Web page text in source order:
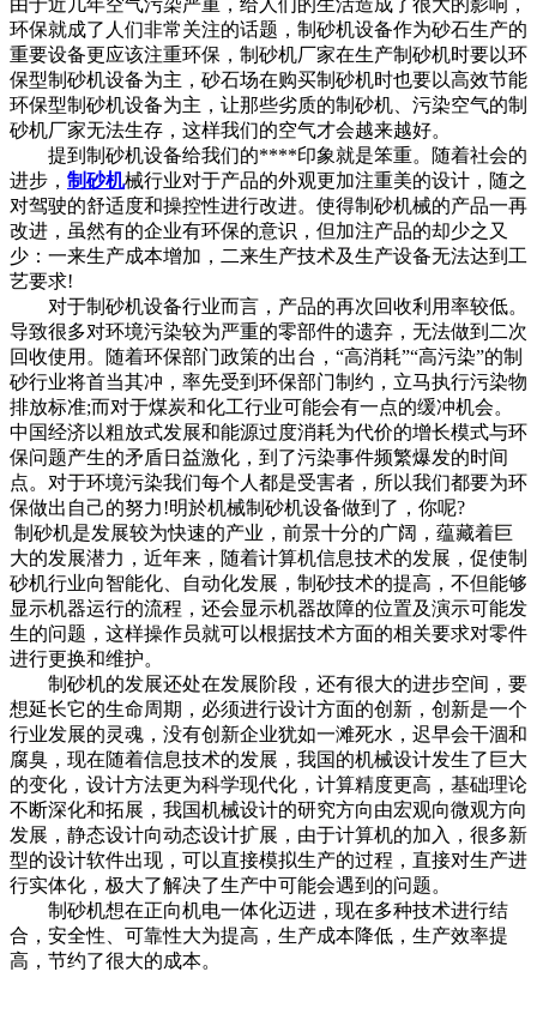
环保就成了人们非常关注的话题，制砂机设备作为砂石生产的
重要设备更应该注重环保，制砂机厂家在生产制砂机时要以环
保型制砂机设备为主，砂石场在购买制砂机时也要以高效节能
环保型制砂机设备为主，让那些劣质的制砂机、污染空气的制
砂机厂家无法生存，这样我们的空气才会越来越好。
提到制砂机设备给我们的****印象就是笨重。随着社会的
进步， 制砂机械行业对于产品的外观更加注重美的设计，随之
对驾驶的舒适度和操控性进行改进。使得制砂机械的产品一再
改进，虽然有的企业有环保的意识，但加注产品的却少之又
少：一来生产成本增加，二来生产技术及生产设备无法达到工
艺要求!
对于制砂机设备行业而言，产品的再次回收利用率较低。
导致很多对环境污染较为严重的零部件的遗弃，无法做到二次
回收使用。随着环保部门政策的出台，“高消耗”“高污染”的制
砂行业将首当其冲，率先受到环保部门制约，立马执行污染物
排放标准;而对于煤炭和化工行业可能会有一点的缓冲机会。
中国经济以粗放式发展和能源过度消耗为代价的增长模式与环
保问题产生的矛盾日益激化，到了污染事件频繁爆发的时间
点。对于环境污染我们每个人都是受害者，所以我们都要为环
保做出自己的努力!明於机械制砂机设备做到了，你呢?
制砂机是发展较为快速的产业，前景十分的广阔，蕴藏着巨
大的发展潜力，近年来，随着计算机信息技术的发展，促使制
砂机行业向智能化、自动化发展，制砂技术的提高，不但能够
显示机器运行的流程，还会显示机器故障的位置及演示可能发
生的问题，这样操作员就可以根据技术方面的相关要求对零件
进行更换和维护。
制砂机的发展还处在发展阶段，还有很大的进步空间，要
想延长它的生命周期，必须进行设计方面的创新，创新是一个
行业发展的灵魂，没有创新企业犹如一滩死水，迟早会干涸和
腐臭，现在随着信息技术的发展，我国的机械设计发生了巨大
的变化，设计方法更为科学现代化，计算精度更高，基础理论
不断深化和拓展，我国机械设计的研究方向由宏观向微观方向
发展，静态设计向动态设计扩展，由于计算机的加入，很多新
型的设计软件出现，可以直接模拟生产的过程，直接对生产进
行实体化，极大了解决了生产中可能会遇到的问题。
制砂机想在正向机电一体化迈进，现在多种技术进行结
合，安全性、可靠性大为提高，生产成本降低，生产效率提
高，节约了很大的成本。